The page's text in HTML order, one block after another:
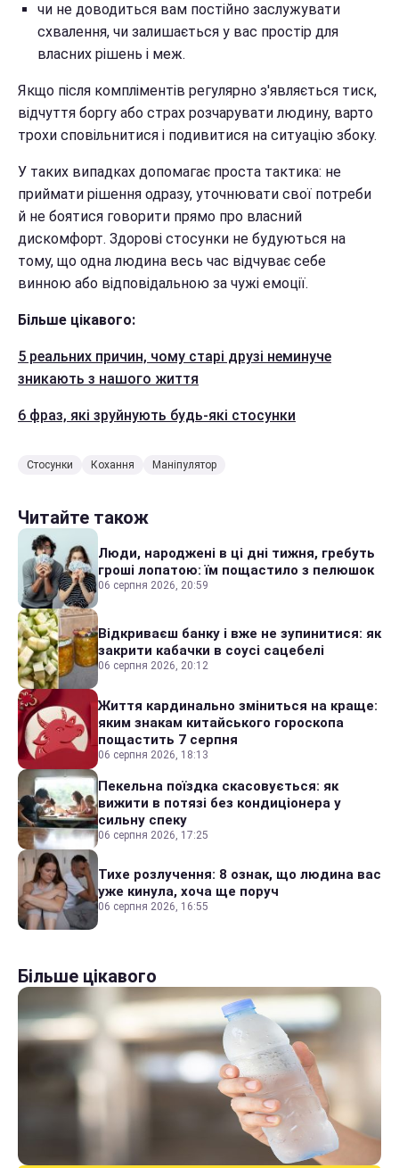
чи не доводиться вам постійно заслужувати
схвалення, чи залишається у вас простір для
власних рішень і меж.
Якщо після компліментів регулярно з'являється тиск,
відчуття боргу або страх розчарувати людину, варто
трохи сповільнитися і подивитися на ситуацію збоку.
У таких випадках допомагає проста тактика: не
приймати рішення одразу, уточнювати свої потреби
й не боятися говорити прямо про власний
дискомфорт. Здорові стосунки не будуються на
тому, що одна людина весь час відчуває себе
винною або відповідальною за чужі емоції.
Більше цікавого:
5 реальних причин, чому старі друзі неминуче
зникають з нашого життя
6 фраз, які зруйнують будь-які стосунки
Стосунки Кохання Маніпулятор
Читайте також
Люди, народжені в ці дні тижня, гребуть
гроші лопатою: їм пощастило з пелюшок
06 серпня 2026, 20:59
Відкриваєш банку і вже не зупинитися: як
закрити кабачки в соусі сацебелі
06 серпня 2026, 20:12
Життя кардинально зміниться на краще:
яким знакам китайського гороскопа
пощастить 7 серпня
06 серпня 2026, 18:13
Пекельна поїздка скасовується: як
вижити в потязі без кондиціонера у
сильну спеку
06 серпня 2026, 17:25
Тихе розлучення: 8 ознак, що людина вас
уже кинула, хоча ще поруч
06 серпня 2026, 16:55
Більше цікавого